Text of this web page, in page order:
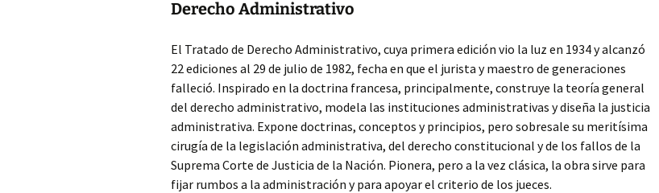
Derecho Administrativo
El Tratado de Derecho Administrativo, cuya primera edición vio la luz en 1934 y alcanzó
22 ediciones al 29 de julio de 1982, fecha en que el jurista y maestro de generaciones
falleció. Inspirado en la doctrina francesa, principalmente, construye la teoría general
del derecho administrativo, modela las instituciones administrativas y diseña la justicia
administrativa. Expone doctrinas, conceptos y principios, pero sobresale su meritísima
cirugía de la legislación administrativa, del derecho constitucional y de los fallos de la
Suprema Corte de Justicia de la Nación. Pionera, pero a la vez clásica, la obra sirve para
fijar rumbos a la administración y para apoyar el criterio de los jueces.